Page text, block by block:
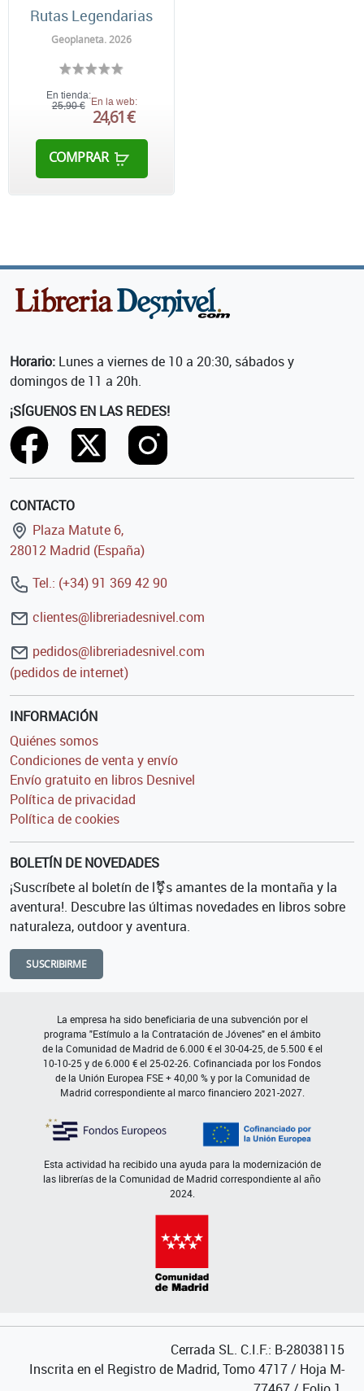
Rutas Legendarias
Geoplaneta. 2026
En tienda:
25,90 € En la web:
24,61 €
COMPRAR
Horario: Lunes a viernes de 10 a 20:30, sábados y
domingos de 11 a 20h.
¡SÍGUENOS EN LAS REDES!
CONTACTO
Plaza Matute 6,
28012 Madrid (España)
Tel.: (+34) 91 369 42 90
clientes@libreriadesnivel.com
pedidos@libreriadesnivel.com
(pedidos de internet)
INFORMACIÓN
Quiénes somos
Condiciones de venta y envío
Envío gratuito en libros Desnivel
Política de privacidad
Política de cookies
BOLETÍN DE NOVEDADES
¡Suscríbete al boletín de l⚧s amantes de la montaña y la
aventura!. Descubre las últimas novedades en libros sobre
naturaleza, outdoor y aventura.
SUSCRIBIRME
La empresa ha sido beneficiaria de una subvención por el
programa "Estímulo a la Contratación de Jóvenes" en el ámbito
de la Comunidad de Madrid de 6.000 € el 30-04-25, de 5.500 € el
10-10-25 y de 6.000 € el 25-02-26. Cofinanciada por los Fondos
de la Unión Europea FSE + 40,00 % y por la Comunidad de
Madrid correspondiente al marco financiero 2021-2027.
Esta actividad ha recibido una ayuda para la modernización de
las librerías de la Comunidad de Madrid correspondiente al año
2024.
Cerrada SL. C.I.F.: B-28038115
Inscrita en el Registro de Madrid, Tomo 4717 / Hoja M-